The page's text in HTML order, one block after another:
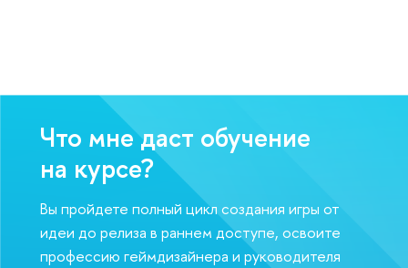
Что мне даст обучение
на курсе?
Вы пройдете полный цикл создания игры от
идеи до релиза в раннем доступе, освоите
профессию геймдизайнера и руководителя